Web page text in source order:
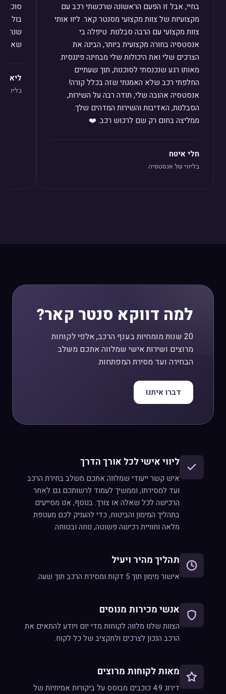
בחיי, אבל זו הפעם הראשונה שרכשתי רכב עם
מקצועיות של צוות מקצועי מסנטר קאר. ליוו אותי
צוות מקצועי עם הרבה סבלנות. טיפלה בי
אנסטסיה בחורה מקצועית ביותר, הבינה את
הצרכים שלי ואת היכולות שלי מבחינה פיננסית.
מאותו רגע שנכנסתי לסוכנות, תוך שעתיים
החלפתי רכב שלא האמנתי שזה בכלל קורה!
אנסטסיה אהובה שלי, תודה רבה על השירות,
הסבלנות, האדיבות והשירות המדהים שלך.
ממליצה בחום רק שם לרכוש רכב. ❤️
חלי איטח
בליווי של אנסטסיה
סוכן
בול
שנהיה
ליאת
בליווי
למה דווקא סנטר קאר?
20 שנות מומחיות בענף הרכב, אלפי לקוחות
מרוצים ושירות אישי שמלווה אתכם משלב
הבחירה ועד מסירת המפתחות.
דברו איתנו
ליווי אישי לכל אורך הדרך
איש קשר ייעודי שמלווה אתכם משלב בחירת הרכב
ועד למסירתו, וממשיך לעמוד לרשותכם גם לאחר
הרכישה לכל שאלה או צורך. בנוסף, אנו מסייעים
בתהליך המימון והביטוח, כדי להעניק לכם מעטפת
מלאה וחוויית רכישה פשוטה, נוחה ובטוחה.
תהליך מהיר ויעיל
אישור מימון תוך 5 דקות ומסירת הרכב תוך שעה.
אנשי מכירות מנוסים
הצוות שלנו מלווה לקוחות מדי יום ויודע להתאים את
הרכב הנכון לצרכים ולתקציב של כל לקוח.
מאות לקוחות מרוצים
דירוג 4.9 כוכבים מבוסס על ביקורות אמיתיות של